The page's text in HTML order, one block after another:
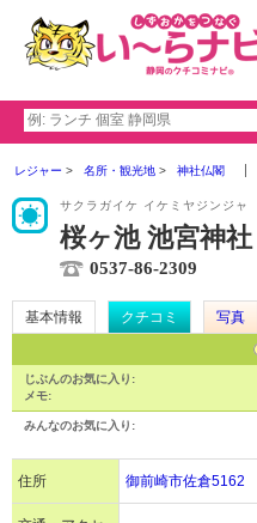
レジャー 名所・観光地 神社仏閣
サクラガイケ イケミヤジンジャ
桜ヶ池 池宮神社
0537-86-2309
基本情報 クチコミ
写真
じぶんのお気に入り:
メモ:
みんなのお気に入り:
住所 御前崎市佐倉5162